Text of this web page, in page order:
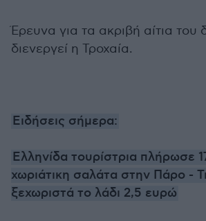
Έρευνα για τα ακριβή αίτια του
διενεργεί η Τροχαία.
Ειδήσεις σήμερα:
Ελληνίδα τουρίστρια πλήρωσε
χωριάτικη σαλάτα στην Πάρο -
ξεχωριστά το λάδι 2,5 ευρώ